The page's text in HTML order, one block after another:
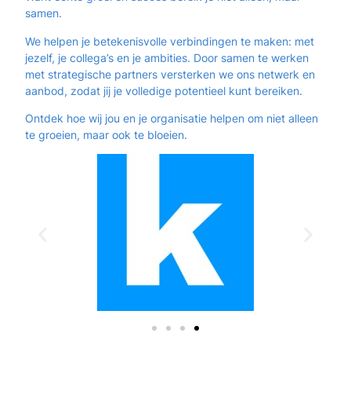
samen.
We helpen je betekenisvolle verbindingen te maken: met
jezelf, je collega’s en je ambities. Door samen te werken
met strategische partners versterken we ons netwerk en
aanbod, zodat jij je volledige potentieel kunt bereiken.
Ontdek hoe wij jou en je organisatie helpen om niet alleen
te groeien, maar ook te bloeien.